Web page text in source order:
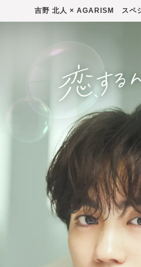
吉野 北人 × AGARISM スペ